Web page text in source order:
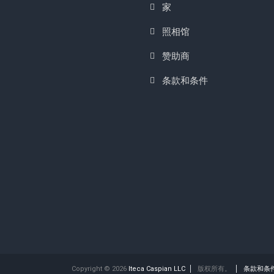
家
照相馆
赞助商
条款和条件
Copyright © 2026 Iteca Caspian LLC 版权所有。 条款和条